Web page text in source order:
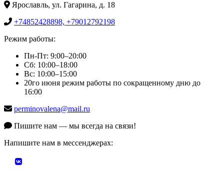
Ярославль, ул. Гагарина, д. 18
+74852428898, +79012792198
Режим работы:
Пн-Пт: 9:00–20:00
Сб: 10:00–18:00
Вс: 10:00–15:00
20го июня режим работы по сокращенному дню до
16:00
perminovalena@mail.ru
Пишите нам — мы всегда на связи!
Напишите нам в мессенджерах: